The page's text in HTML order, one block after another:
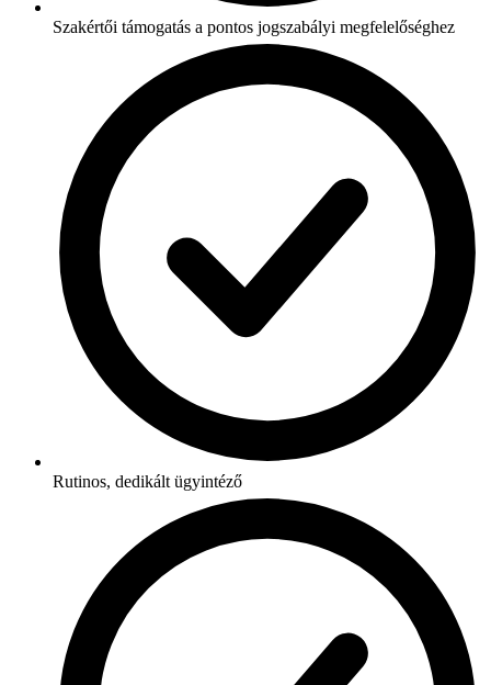
Szakértői támogatás a pontos jogszabályi megfelelőséghez
Rutinos, dedikált ügyintéző